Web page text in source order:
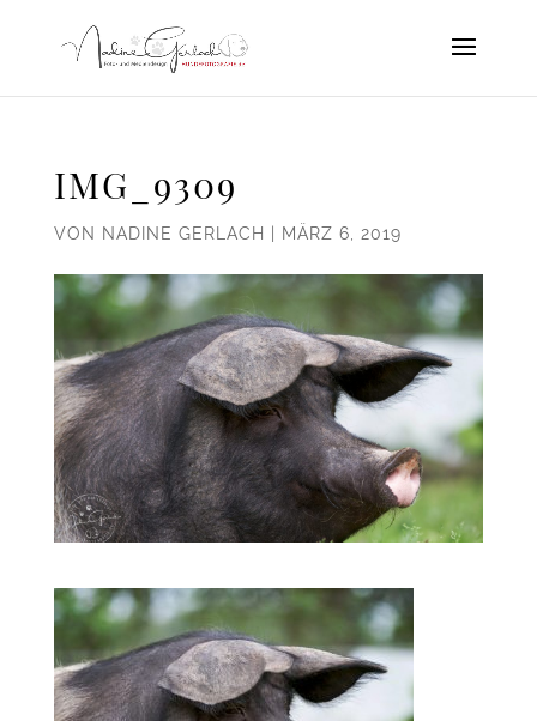
IMG_9309
VON NADINE GERLACH MÄRZ 6, 2019